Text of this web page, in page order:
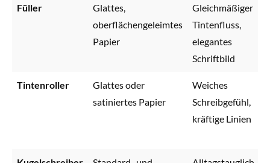
Füller
Glattes,
oberflächengeleimtes
Papier
Gleichmäßiger
Tintenfluss,
elegantes
Schriftbild
Tintenroller
Glattes oder
satiniertes Papier
Weiches
Schreibgefühl,
kräftige Linien